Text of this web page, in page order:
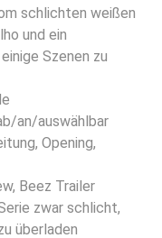
schlichten weißen
und ein
Szenen zu
an/auswählbar
Opening,
Beez Trailer
zwar schlicht,
überladen